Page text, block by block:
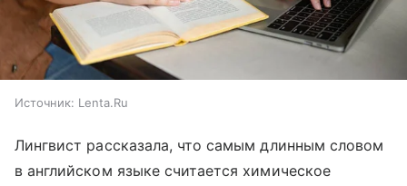
Источник: Lenta.Ru
Лингвист рассказала, что самым длинным словом
в английском языке считается химическое